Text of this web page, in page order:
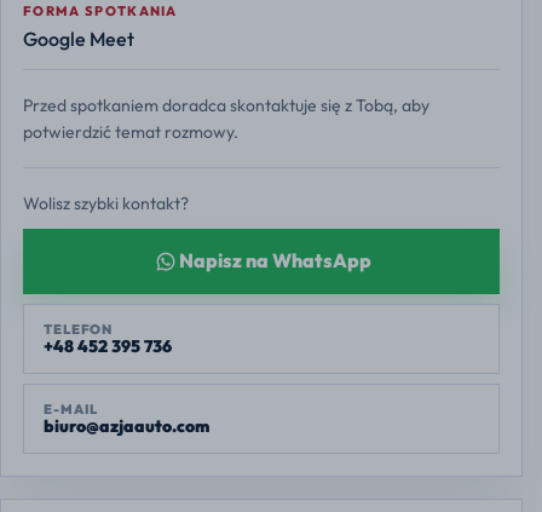
FORMA SPOTKANIA
Google Meet
Przed spotkaniem doradca skontaktuje się z Tobą, aby
potwierdzić temat rozmowy.
Wolisz szybki kontakt?
Napisz na WhatsApp
TELEFON
+48 452 395 736
E-MAIL
biuro@azjaauto.com